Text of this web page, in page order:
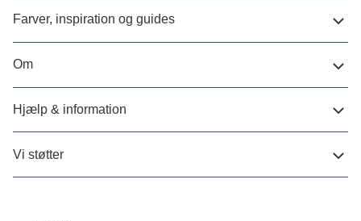
Farver, inspiration og guides
Om
Hjælp & information
Vi støtter